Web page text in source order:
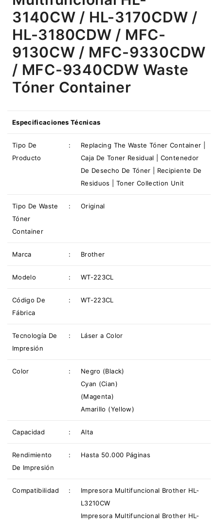
3140CW / HL-3170CDW /
HL-3180CDW / MFC-
9130CW / MFC-9330CDW
/ MFC-9340CDW Waste
Tóner Container
Especificaciones Técnicas
Tipo De
Producto
:
Replacing The Waste Tóner Container |
Caja De Toner Residual | Contenedor
De Desecho De Tóner | Recipiente De
Residuos | Toner Collection Unit
Tipo De Waste
Tóner
Container
: Original
Marca : Brother
Modelo : WT-223CL
Código De
Fábrica
: WT-223CL
Tecnología De
Impresión
: Láser a Color
Color :
Negro (Black)
Cyan (Cian)
(Magenta)
Amarillo (Yellow)
Capacidad : Alta
Rendimiento
De Impresión
: Hasta 50.000 Páginas
Compatibilidad :
Impresora Multifuncional Brother HL-
L3210CW
Impresora Multifuncional Brother HL-